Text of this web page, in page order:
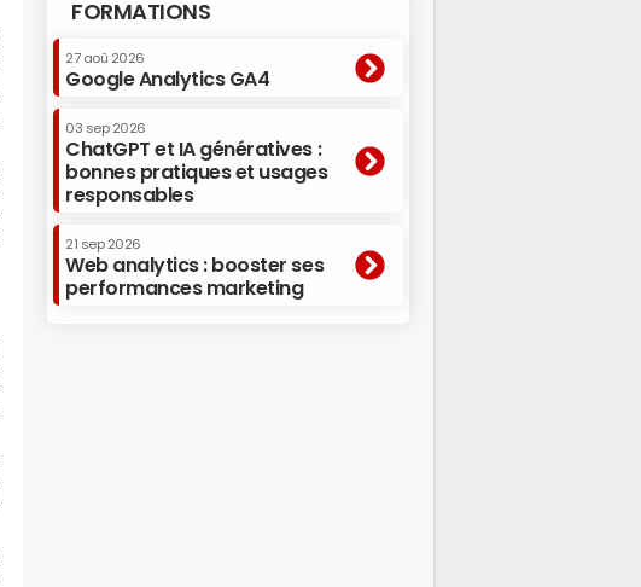
FORMATIONS
27 aoû 2026
Google Analytics GA4
03 sep 2026
ChatGPT et IA génératives :
bonnes pratiques et usages
responsables
21 sep 2026
Web analytics : booster ses
performances marketing